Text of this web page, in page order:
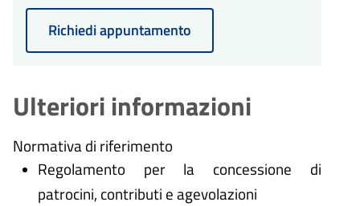
Richiedi appuntamento
Ulteriori informazioni
Normativa di riferimento
Regolamento per la concessione di
patrocini, contributi e agevolazioni